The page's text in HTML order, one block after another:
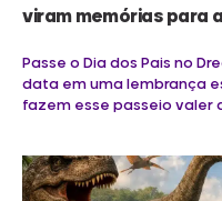
viram memórias para
Passe o Dia dos Pais no
data em uma lembrança
fazem esse passeio valer